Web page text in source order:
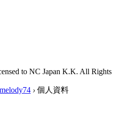
to NC Japan K.K. All Rights
› 個人資料